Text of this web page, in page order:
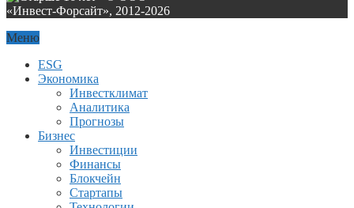
«Инвест-Форсайт», 2012-2026
Меню
ESG
Экономика
Инвестклимат
Аналитика
Прогнозы
Бизнес
Инвестиции
Финансы
Блокчейн
Стартапы